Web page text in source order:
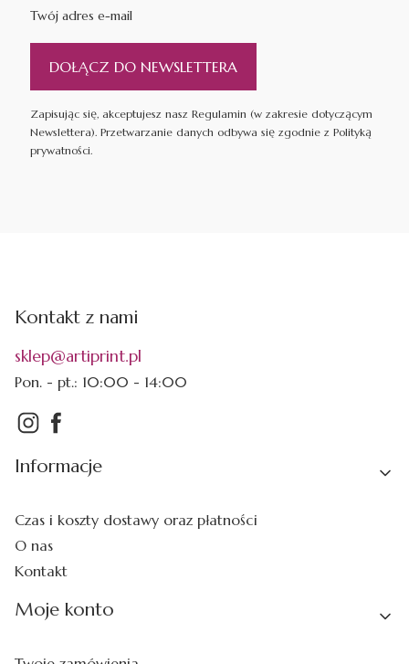
Twój adres e-mail
DOŁĄCZ DO NEWSLETTERA
Zapisując się, akceptujesz nasz Regulamin (w zakresie dotyczącym
Newslettera). Przetwarzanie danych odbywa się zgodnie z Polityką
prywatności.
Kontakt z nami
sklep@artiprint.pl
Pon. - pt.: 10:00 - 14:00
Linki w stopce
Informacje
Czas i koszty dostawy oraz płatności
O nas
Kontakt
Moje konto